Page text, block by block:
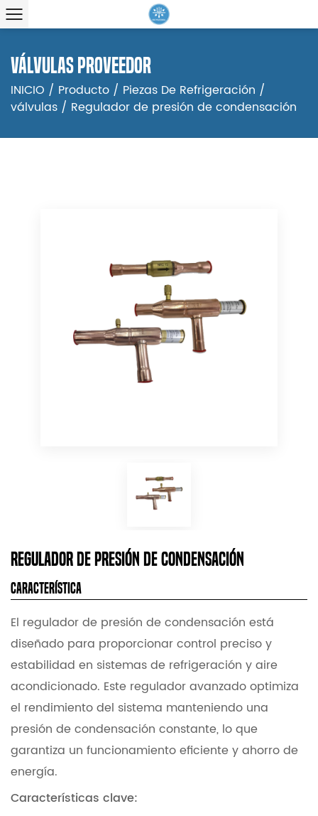
válvulas proveedor
INICIO / Producto / Piezas De Refrigeración /
válvulas / Regulador de presión de condensación
Regulador de presión de condensación
Característica
El regulador de presión de condensación está
diseñado para proporcionar control preciso y
estabilidad en sistemas de refrigeración y aire
acondicionado. Este regulador avanzado optimiza
el rendimiento del sistema manteniendo una
presión de condensación constante, lo que
garantiza un funcionamiento eficiente y ahorro de
energía.
Características clave: